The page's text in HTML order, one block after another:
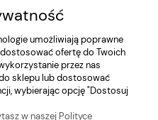
5 ... 56 »
umożliwiają poprawne
ofertę do Twoich
przez nas
sklepu lub dostosować
wybierając opcję "Dostosuj
w naszej Polityce